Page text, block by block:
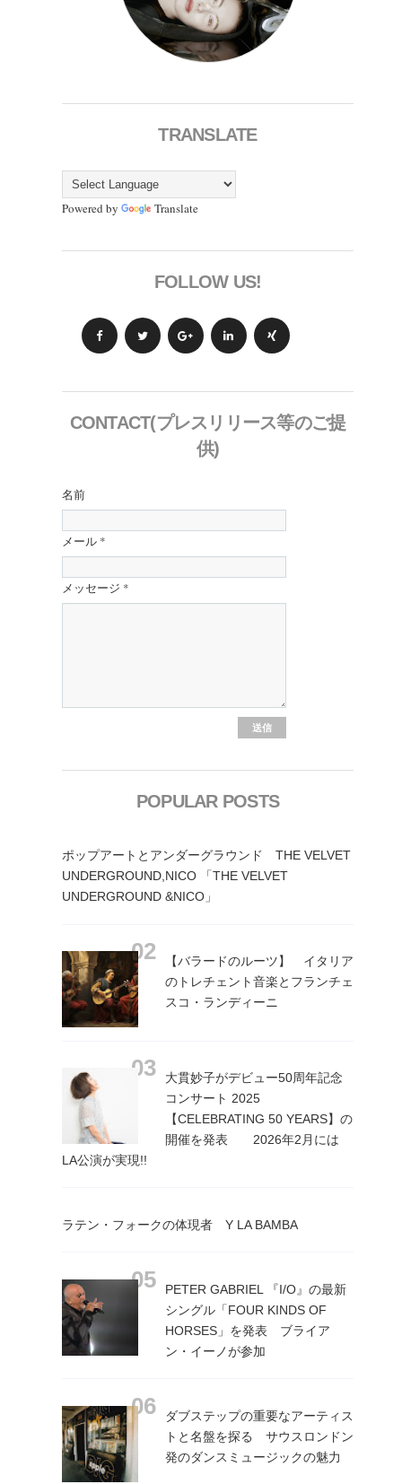
TRANSLATE
Powered by Translate
FOLLOW US!
CONTACT(プレスリリース等のご提
供)
名前
メール *
メッセージ *
POPULAR POSTS
ポップアートとアンダーグラウンド THE VELVET
UNDERGROUND,NICO 「THE VELVET
UNDERGROUND &NICO」
【バラードのルーツ】 イタリア
のトレチェント音楽とフランチェ
スコ・ランディーニ
大貫妙子がデビュー50周年記念
コンサート 2025
【CELEBRATING 50 YEARS】の
開催を発表 2026年2月には
LA公演が実現!!
ラテン・フォークの体現者 Y LA BAMBA
PETER GABRIEL 『I/O』の最新
シングル「FOUR KINDS OF
HORSES」を発表 ブライア
ン・イーノが参加
ダブステップの重要なアーティス
トと名盤を探る サウスロンドン
発のダンスミュージックの魅力